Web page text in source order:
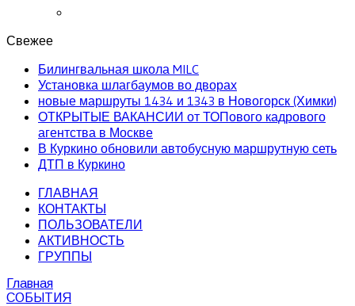
Свежее
Билингвальная школа MILC
Установка шлагбаумов во дворах
новые маршруты 1434 и 1343 в Новогорск (Химки)
ОТКРЫТЫЕ ВАКАНСИИ от ТОПового кадрового
агентства в Москве
В Куркино обновили автобусную маршрутную сеть
ДТП в Куркино
ГЛАВНАЯ
КОНТАКТЫ
ПОЛЬЗОВАТЕЛИ
АКТИВНОСТЬ
ГРУППЫ
Главная
СОБЫТИЯ